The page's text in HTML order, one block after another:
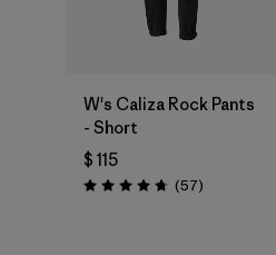
W's Caliza Rock Pants
- Short
$ 115
Valoración: 4.8 / 5
(57Comentarios
)